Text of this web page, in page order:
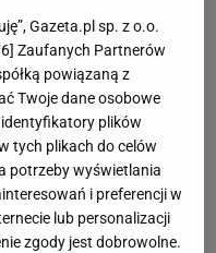
Gazeta.pl sp. z o.o.
] Zaufanych Partnerów
powiązaną z
Twoje dane osobowe
identyfikatory plików
tych plikach do celów
potrzeby wyświetlania
i preferencji w
lub personalizacji
zgody jest dobrowolne.